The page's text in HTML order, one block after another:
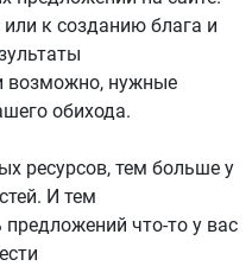
к созданию блага и
возможно, нужные
обихода.
ресурсов, тем больше у
И тем
что-то у вас